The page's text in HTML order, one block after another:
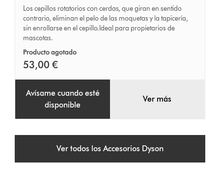
sin
enredos
Los cepillos rotatorios con cerdas, que giran en sentido
contrario, eliminan el pelo de las moquetas y la tapicería,
sin enrollarse en el cepillo.Ideal para propietarios de
mascotas.
Producto agotado
53,00 €
Avísame cuando esté
disponible
Ver más
Ver todos los Accesorios Dyson